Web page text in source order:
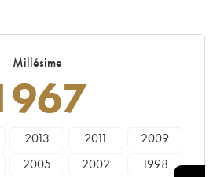
Millésime
2013 2011
2009
2005 2002
1998